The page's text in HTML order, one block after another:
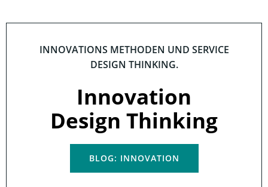
INNOVATIONS METHODEN UND SERVICE
DESIGN THINKING.
Innovation
Design Thinking
BLOG: INNOVATION